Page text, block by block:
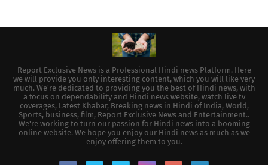
Report Exclusive News is a Professional Hindi news Platform. Here
we will provide you only interesting content, which you will like very
much. We're dedicated to providing you the best of Hindi news, with
a focus on dependability and Hindi news website, watch live tv
coverages, Latest Khabar, Breaking news in Hindi of India, World,
Sports, business, film, Report Exclusive News and Entertainment..
We're working to turn our passion for Hindi news into a booming
online website. We hope you enjoy our Hindi news as much as we
enjoy offering them to you.